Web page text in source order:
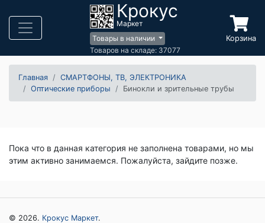
Крокус
Маркет
Товары в наличии
Товаров на складе: 37077
Корзина
Главная
СМАРТФОНЫ, ТВ, ЭЛЕКТРОНИКА
Оптические приборы
Бинокли и зрительные трубы
Пока что в данная категория не заполнена товарами, но мы
этим активно занимаемся. Пожалуйста, зайдите позже.
© 2026. Крокус Маркет.